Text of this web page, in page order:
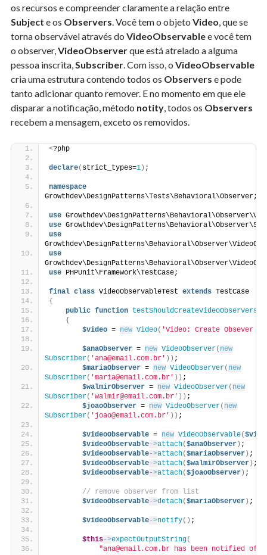
os recursos e compreender claramente a relação entre
Subject e os Observers. Você tem o objeto Video, que se
torna observável através do VideoObservablee você tem
o observer,VideoObserverque está atrelado a alguma
pessoa inscrita,Subscriber. Com isso, o VideoObservable
cria uma estrutura contendo todos os Observers e pode
tanto adicionar quanto remover. E no momento em que ele
disparar a notificação, método notity, todos os Observers
recebem a mensagem, exceto os removidos.
<?php
declare( strict_types=1) ;
namespace
Growthdev\DesignPatterns\Tests\Behavioral\Observer;
use
use
use
use
use PHPUnit\Framework\TestCase;
final class VideoObservableTest extends TestCase
{
public function testShouldCreateVideoObservers
{
$video = new Video( 'Video: Create Obsever
$anaObserver = new VideoObserver( new
Subscriber( 'ana@email.com.br' )) ;
$mariaObserver = new VideoObserver( new
Subscriber( 'maria@email.com.br' )) ;
$walmirObserver = new VideoObserver( new
Subscriber( 'walmir@email.com.br' )) ;
$joaoObserver = new VideoObserver( new
Subscriber( 'joao@email.com.br' )) ;
$videoObservable = new VideoObservable(
$videoObservable->attach($anaObserver) ;
$videoObservable->attach($mariaObserver) ;
$videoObservable->attach($walmirObserver) ;
$videoObservable->attach($joaoObserver) ;
// remove observer from list
$videoObservable->detach($mariaObserver) ;
$videoObservable->notify() ;
$this->expectOutputString(
"ana@email.com.br has been notified of